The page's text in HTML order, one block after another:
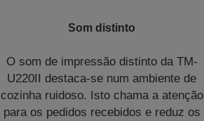
Som distinto
O som de impressão distinto da TM-
U220II destaca-se num ambiente de
cozinha ruidoso. Isto chama a atenção
para os pedidos recebidos e reduz os